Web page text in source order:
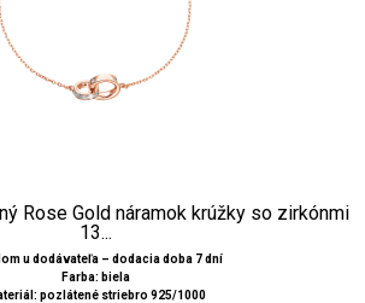
Rose Gold náramok krúžky so zirkónmi
13...
u dodávateľa – dodacia doba 7 dní
Farba: biela
pozlátené striebro 925/1000